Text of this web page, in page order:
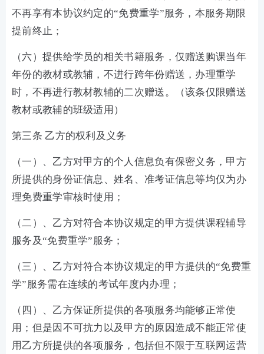
不再享有本协议约定的“免费重学”服务，本服务期限
提前终止；
（六）提供给学员的相关书籍服务，仅赠送购课当年
年份的教材或教辅，不进行跨年份赠送，办理重学
时，不再进行教材教辅的二次赠送。（该条仅限赠送
教材或教辅的班级适用）
第三条 乙方的权利及义务
（一）、乙方对甲方的个人信息负有保密义务，甲方
所提供的身份证信息、姓名、准考证信息等均仅为办
理免费重学审核时使用；
（二）、乙方对符合本协议规定的甲方提供课程辅导
服务及“免费重学”服务；
（三）、乙方对符合本协议规定的甲方提供的“免费重
学”服务需在连续的考试年度内办理；
（四）、乙方保证所提供的各项服务均能够正常使
用；但是因不可抗力以及甲方的原因造成不能正常使
用乙方所提供的各项服务，包括但不限于互联网运营